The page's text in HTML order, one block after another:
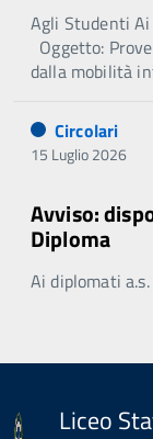
Agli Studenti Ai
Oggetto:
dalla mobilità
Circolari
15 Luglio 2026
Avviso:
Diploma
Ai diplomati a.s.
Liceo